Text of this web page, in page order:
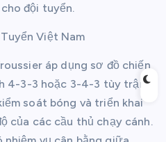
đội tuyển.
Việt Nam
áp dụng sơ đồ chiến
4-3-3 hoặc 3-4-3 tùy trận
soát bóng và triển khai
của các cầu thủ chạy cánh.